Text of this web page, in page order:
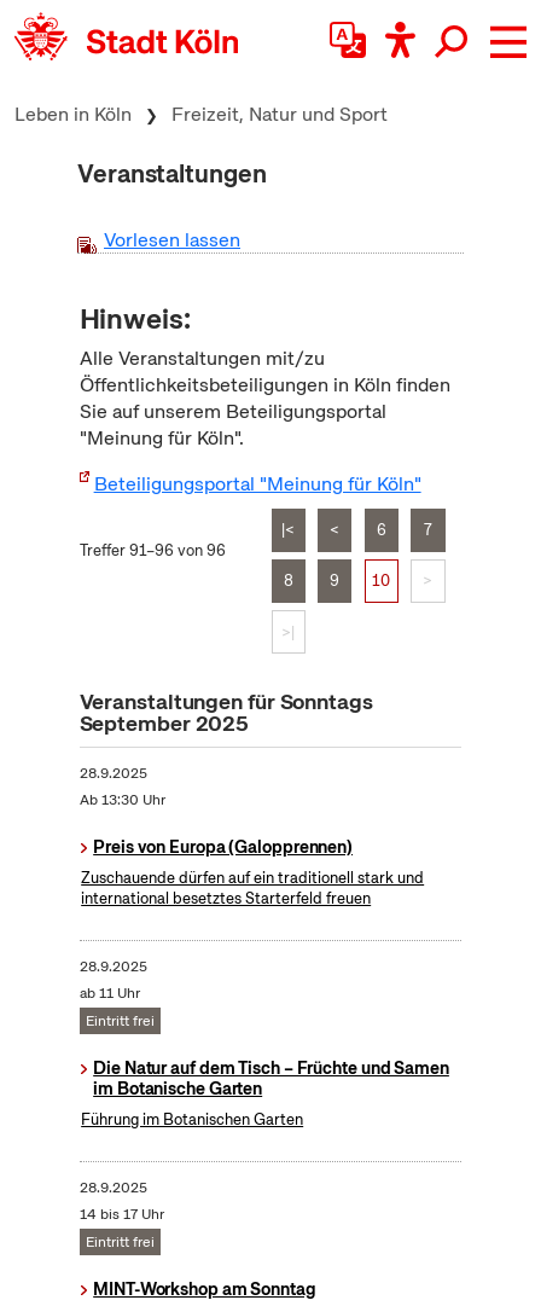
zum Inhalt springen
Leben in Köln Freizeit, Natur und Sport
Veranstaltungen
Vorlesen lassen
Hinweis:
Alle Veranstaltungen mit/zu
Öffentlichkeitsbeteiligungen in Köln finden
Sie auf unserem Beteiligungsportal
"Meinung für Köln".
Beteiligungsportal "Meinung für Köln"
Treffer 91–96 von 96
|< < 6 7
8 9 10 >
>|
Veranstaltungen für Sonntags
September 2025
28.9.2025
Ab 13:30 Uhr
Preis von Europa (Galopprennen)
Zuschauende dürfen auf ein traditionell stark und
international besetztes Starterfeld freuen
28.9.2025
ab 11 Uhr
Eintritt frei
Die Natur auf dem Tisch – Früchte und Samen
im Botanische Garten
Führung im Botanischen Garten
28.9.2025
14 bis 17 Uhr
Eintritt frei
MINT-Workshop am Sonntag